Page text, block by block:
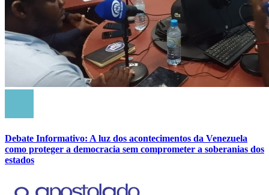
Debate Informativo: A luz dos acontecimentos da Venezuela
como proteger a democracia sem comprometer a soberanias dos
estados